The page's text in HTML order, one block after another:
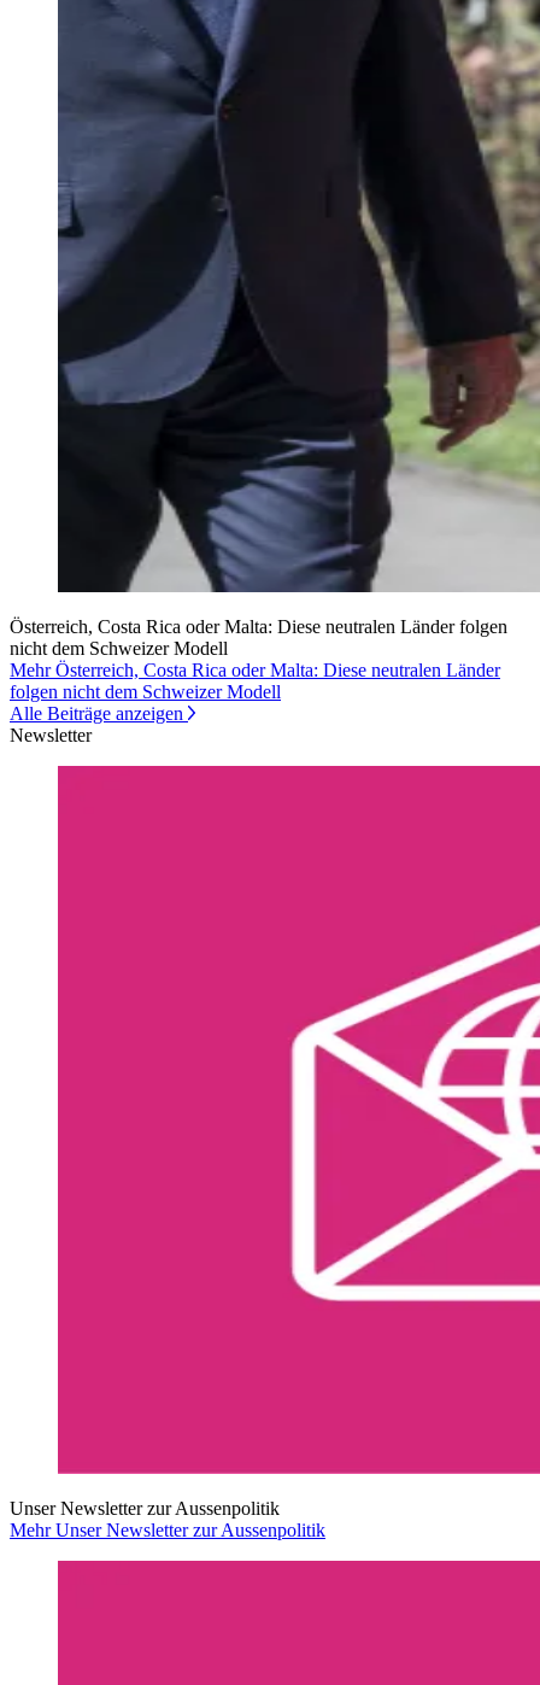
Österreich, Costa Rica oder Malta: Diese neutralen Länder folgen
nicht dem Schweizer Modell
Mehr Österreich, Costa Rica oder Malta: Diese neutralen Länder
folgen nicht dem Schweizer Modell
Alle Beiträge anzeigen
Newsletter
Unser Newsletter zur Aussenpolitik
Mehr Unser Newsletter zur Aussenpolitik